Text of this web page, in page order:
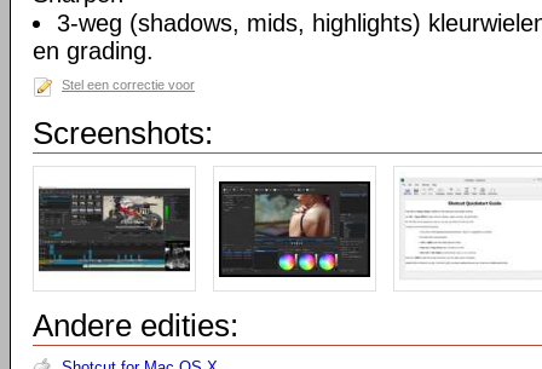
3-weg (shadows, mids, highlights)
en grading.
Stel een correctie voor
Screenshots:
Andere edities: